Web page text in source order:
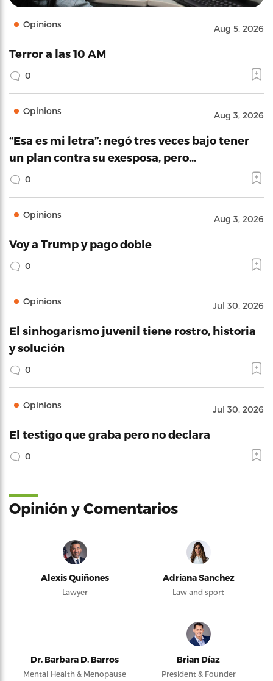
Opinions Aug 5, 2026
Terror a las 10 AM
0
Opinions Aug 3, 2026
“Esa es mi letra”: negó tres veces bajo tener
un plan contra su exesposa, pero…
0
Opinions Aug 3, 2026
Voy a Trump y pago doble
0
Opinions Jul 30, 2026
El sinhogarismo juvenil tiene rostro, historia
y solución
0
Opinions Jul 30, 2026
El testigo que graba pero no declara
0
Opinión y Comentarios
Alexis Quiñones
Lawyer
Adriana Sanchez
Law and sport
Dr. Barbara D. Barros
Mental Health & Menopause
Brian Díaz
President & Founder